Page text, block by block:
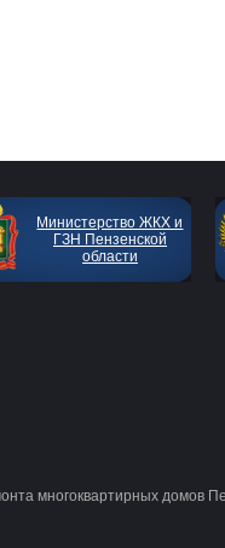
Министерство ЖКХ и
ГЗН Пензенской
области
многоквартирных домов